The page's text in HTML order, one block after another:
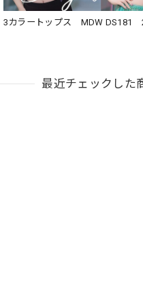
3カラートップス MDW DS181
最近チェックした